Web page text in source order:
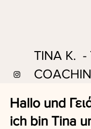
TINA K. -
Hallo und
ich bin Tina